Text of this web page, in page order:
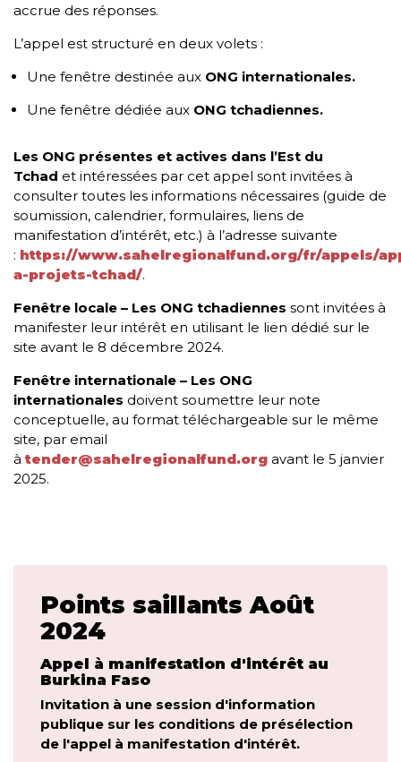
accrue des réponses.
L’appel est structuré en deux volets :
Une fenêtre destinée aux ONG internationales.
Une fenêtre dédiée aux ONG tchadiennes.
Les ONG présentes et actives dans l’Est du
Tchad et intéressées par cet appel sont invitées à
consulter toutes les informations nécessaires (guide de
soumission, calendrier, formulaires, liens de
manifestation d’intérêt, etc.) à l’adresse suivante
: https://www.sahelregionalfund.org/fr/appels/
a-projets-tchad/.
Fenêtre locale – Les ONG tchadiennes sont invitées à
manifester leur intérêt en utilisant le lien dédié sur le
site avant le 8 décembre 2024.
Fenêtre internationale – Les ONG
internationales doivent soumettre leur note
conceptuelle, au format téléchargeable sur le même
site, par email
àtender@sahelregionalfund.org avant le 5 janvier
2025.
Points saillants Août
2024
Appel à manifestation d'intérêt au
Burkina Faso
Invitation à une session d'information
publique sur les conditions de présélection
de l'appel à manifestation d'intérêt.